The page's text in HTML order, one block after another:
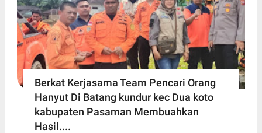
Berkat Kerjasama Team Pencari Orang
Hanyut Di Batang kundur kec Dua koto
kabupaten Pasaman Membuahkan
Hasil....